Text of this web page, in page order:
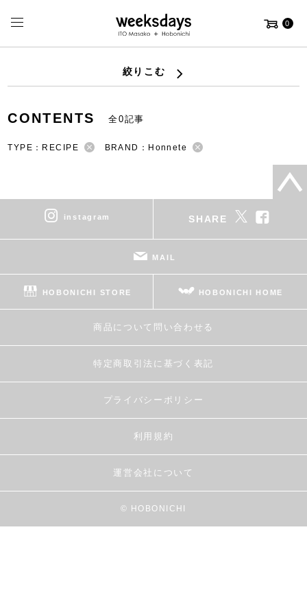
0
絞りこむ
CONTENTS 全0記事
TYPE：RECIPE BRAND：Honnete
instagram SHARE
MAIL
HOBONICHI STORE HOBONICHI HOME
商品について問い合わせる
特定商取引法に基づく表記
プライバシーポリシー
利用規約
運営会社について
© HOBONICHI